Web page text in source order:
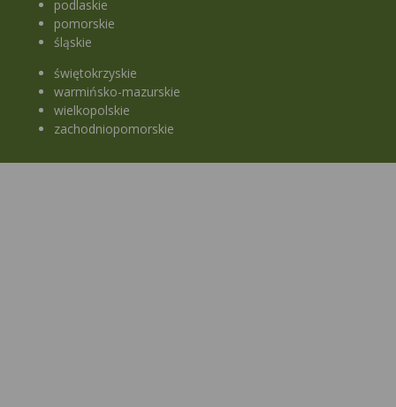
podlaskie
pomorskie
śląskie
świętokrzyskie
warmińsko-mazurskie
wielkopolskie
zachodniopomorskie